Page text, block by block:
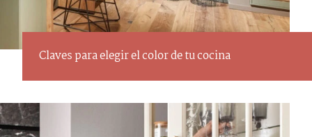
Claves para elegir el color de tu cocina